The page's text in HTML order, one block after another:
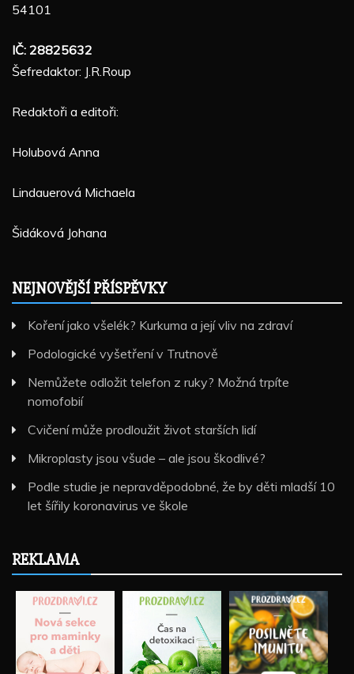
54101
IČ: 28825632
Šefredaktor: J.R.Roup
Redaktoři a editoři:
Holubová Anna
Lindauerová Michaela
Šidáková Johana
NEJNOVĚJŠÍ PŘÍSPĚVKY
Koření jako všelék? Kurkuma a její vliv na zdraví
Podologické vyšetření v Trutnově
Nemůžete odložit telefon z ruky? Možná trpíte
nomofobií
Cvičení může prodloužit život starších lidí
Mikroplasty jsou všude – ale jsou škodlivé?
Podle studie je nepravděpodobné, že by děti mladší 10
let šířily koronavirus ve škole
REKLAMA